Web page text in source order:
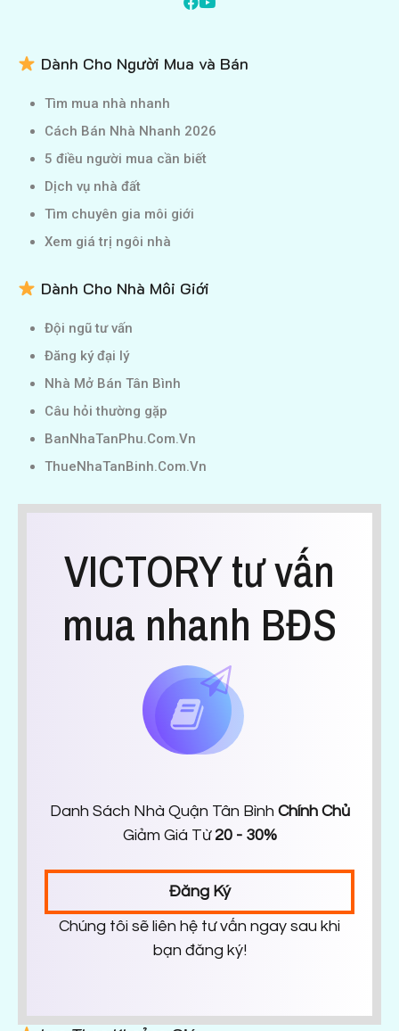
Dành Cho Người Mua và Bán
Tìm mua nhà nhanh
Cách Bán Nhà Nhanh 2026
5 điều người mua cần biết
Dịch vụ nhà đất
Tìm chuyên gia môi giới
Xem giá trị ngôi nhà
Dành Cho Nhà Môi Giới
Đội ngũ tư vấn
Đăng ký đại lý
Nhà Mở Bán Tân Bình
Câu hỏi thường gặp
BanNhaTanPhu.Com.Vn
ThueNhaTanBinh.Com.Vn
VICTORY tư vấn
mua nhanh BĐS
Danh Sách Nhà Quận Tân Bình Chính Chủ
Giảm Giá Từ 20 - 30%
Đăng Ký
Chúng tôi sẽ liên hệ tư vấn ngay sau khi
bạn đăng ký!